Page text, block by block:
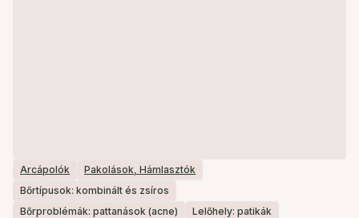
Arcápolók
Pakolások, Hámlasztók
Bőrtípusok: kombinált és zsíros
Bőrproblémák: pattanások (acne)
Lelőhely: patikák